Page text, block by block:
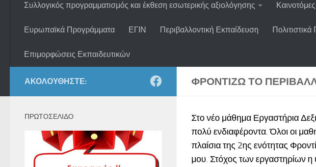
Συλλογικός προγραμματισμός και έκθεση εσωτερικής αξιολόγησης
Ευρωπαϊκά Προγράμματα ΕΓΙΝ Περιβαλλοντική Εκπαίδευση
Επιμορφώσεις Εκπαιδευτικών
ΦΡΟΝΤΊΖΩ ΤΟ
Στο νέο μάθημα Εργαστήρια
πολύ ενδιαφέροντα. Όλοι οι
πλαίσια της 2ης ενότητας
μου. Στόχος των εργαστηρίων
ΑΚΟΛΟΥΘΉΣΤΕ:
ΠΡΩΤΟΣΕΛΙΔΟ